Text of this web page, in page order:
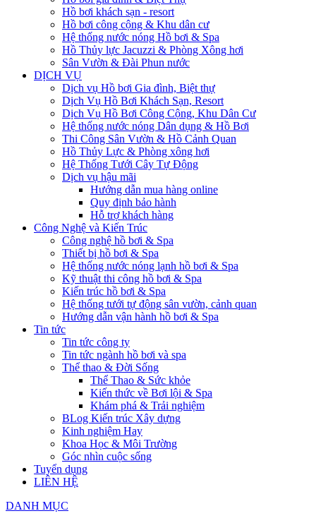
Hồ bơi khách sạn - resort
Hồ bơi công cộng & Khu dân cư
Hệ thống nước nóng Hồ bơi & Spa
Hồ Thủy lực Jacuzzi & Phòng Xông hơi
Sân Vườn & Đài Phun nước
DỊCH VỤ
Dịch vụ Hồ bơi Gia đình, Biệt thự
Dịch Vụ Hồ Bơi Khách Sạn, Resort
Dịch Vụ Hồ Bơi Công Cộng, Khu Dân Cư
Hệ thống nước nóng Dân dụng & Hồ Bơi
Thi Công Sân Vườn & Hồ Cảnh Quan
Hồ Thủy Lực & Phòng xông hơi
Hệ Thống Tưới Cây Tự Động
Dịch vụ hậu mãi
Hướng dẫn mua hàng online
Quy định bảo hành
Hỗ trợ khách hàng
Công Nghệ và Kiến Trúc
Công nghệ hồ bơi & Spa
Thiết bị hồ bơi & Spa
Hệ thống nước nóng lạnh hồ bơi & Spa
Kỹ thuật thi công hồ bơi & Spa
Kiến trúc hồ bơi & Spa
Hệ thống tưới tự động sân vườn, cảnh quan
Hướng dẫn vận hành hồ bơi & Spa
Tin tức
Tin tức công ty
Tin tức ngành hồ bơi và spa
Thể thao & Đời Sống
Thể Thao & Sức khỏe
Kiến thức về Bơi lội & Spa
Khám phá & Trải nghiệm
BLog Kiến trúc Xây dựng
Kinh nghiệm Hay
Khoa Học & Môi Trường
Góc nhìn cuộc sống
Tuyển dụng
LIÊN HỆ
DANH MỤC